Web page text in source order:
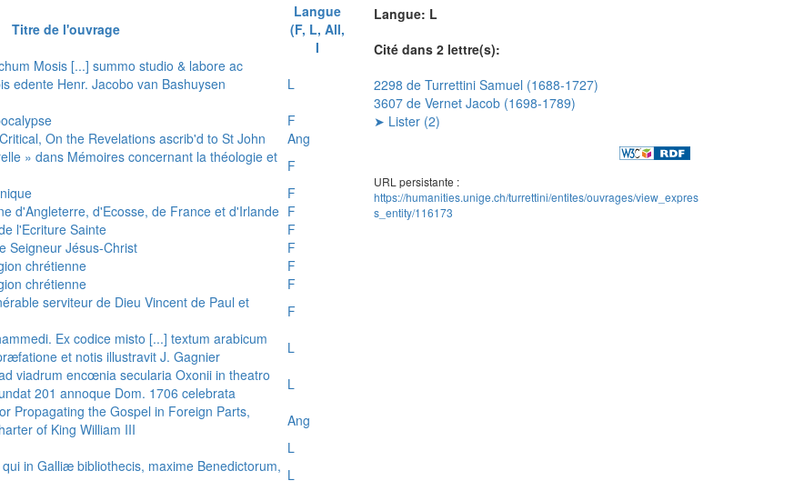
Titre de l'ouvrage
Langue
(F, L, All,
I
Mosis [...] summo studio & labore ac
edente Henr. Jacobo van Bashuysen
L
F
On the Revelations ascrib'd to St John
Ang
» dans Mémoires concernant la théologie et F
F
d'Angleterre, d'Ecosse, de France et d'Irlande F
l'Ecriture Sainte
F
Seigneur Jésus-Christ
F
chrétienne
F
chrétienne
F
serviteur de Dieu Vincent de Paul et
F
Ex codice misto [...] textum arabicum
et notis illustravit J. Gagnier
L
viadrum encœnia secularia Oxonii in theatro
201 annoque Dom. 1706 celebrata
L
Propagating the Gospel in Foreign Parts,
of King William III
Ang
L
in Galliæ bibliothecis, maxime Benedictorum, L
Langue: L
Cité dans 2 lettre(s):
2298 de Turrettini Samuel (1688-1727)
3607 de Vernet Jacob (1698-1789)
➤ Lister (2)
URL persistante :
https://humanities.unige.ch/turrettini/entites/ouvrages/view_expres
s_entity/116173